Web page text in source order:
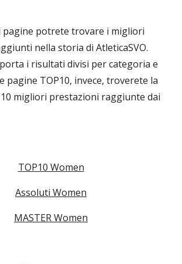
pagine potrete trovare i migliori
nella storia di AtleticaSVO.
i risultati divisi per categoria e
pagine TOP10, invece, troverete la
10 migliori prestazioni raggiunte dai
TOP10 Women
Assoluti Women
MASTER Women